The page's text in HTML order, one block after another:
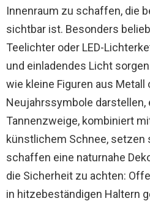
Innenraum zu schaffen, die
sichtbar ist. Besonders
Teelichter oder LED-
und einladendes Licht
wie kleine Figuren aus Metall
Neujahrssymbole darstellen,
Tannenzweige, kombiniert
künstlichem Schnee, setzen
schaffen eine naturnahe
die Sicherheit zu achten:
in hitzebeständigen Haltern